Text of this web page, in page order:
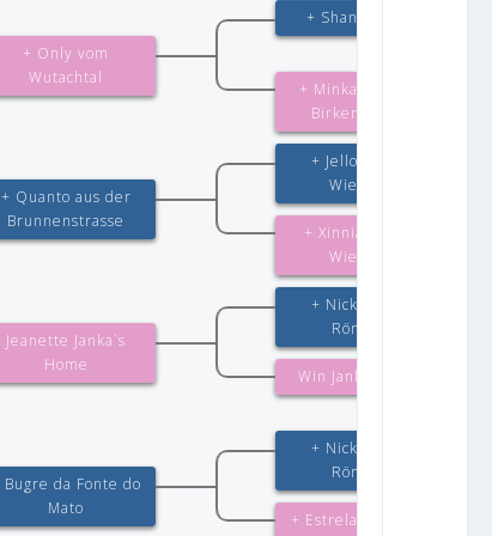
+ Only vom
Wutachtal
+ Shanto`s Xano
+ Minka vom Drei
Birkenzwinger
+ Quanto aus der
Brunnenstrasse
+ Jello von der
Wienerau
+ Xinnia von der
Wienerau
Jeanette Janka`s
Home
+ Nick von der
Römerau
Win Janka`s Home
Bugre da Fonte do
Mato
+ Nick von der
Römerau
+ Estrela da Colônia